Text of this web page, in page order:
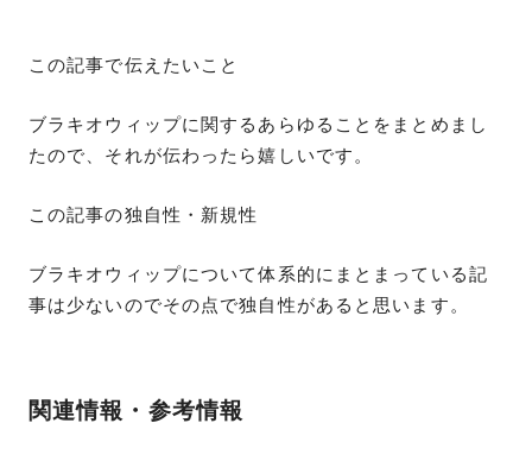
この記事で伝えたいこと
ブラキオウィップに関するあらゆることをまとめまし
たので、それが伝わったら嬉しいです。
この記事の独自性・新規性
ブラキオウィップについて体系的にまとまっている記
事は少ないのでその点で独自性があると思います。
関連情報・参考情報